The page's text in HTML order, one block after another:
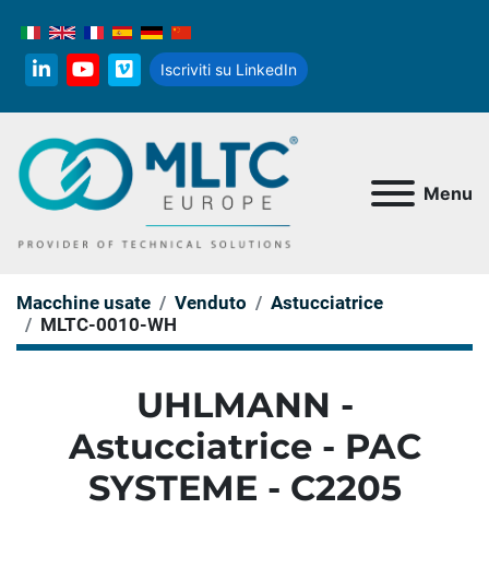
linkedinyoutube
vimeo
Iscriviti su LinkedIn
Menu
Macchine usate Venduto
Astucciatrice
MLTC-0010-WH
UHLMANN -
Astucciatrice - PAC
SYSTEME - C2205